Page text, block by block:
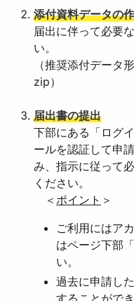
添付資料データの
届出に伴って必要
い。
（推奨添付データ
zip）
届出書の提出
下部にある「ログ
ールを認証して申
み、指示に従って
ください。
＜ ポイント ＞
ご利用にはア
はページ下部
い。
過去に申請し